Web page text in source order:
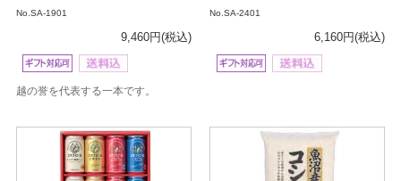
No.SA-1901
9,460円(税込)
越の誉を代表する一本です。
No.SA-2401
6,160円(税込)